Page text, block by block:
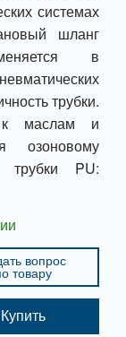
системах
шланг
в
трубки.
к маслам и
озоновому
трубки PU:
вопрос
товару
Купить